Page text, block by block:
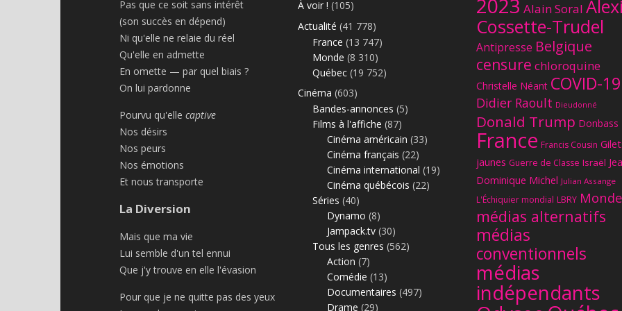
: la
Pas que ce soit sans intérêt
(son succès en dépend)
Ni qu'elle ne relaie du réel
Qu'elle en admette
En omette — par quel biais ?
On lui pardonne
Pourvu qu'elle captive
Nos désirs
Nos peurs
Nos émotions
Et nous transporte
La Diversion
Mais que ma vie
Lui semble d'un tel ennui
Que j'y trouve en elle l'évasion
Pour que je ne quitte pas des yeux
À voir ! (105)
Actualité (41 778)
France (13 747)
Monde (8 310)
Québec (19 752)
Cinéma (603)
Bandes-annonces (5)
Films à l'affiche (87)
Cinéma américain (33)
Cinéma français (22)
Cinéma international (19)
Cinéma québécois (22)
Séries (40)
Dynamo (8)
Jampack.tv (30)
Tous les genres (562)
Action (7)
Comédie (13)
Documentaires (497)
Drame (29)
2023 Alain Soral
Cossette-Trudel
Antipresse Belgique
censure chloroquine
Christelle Néant COVID-19
Didier Raoult Dieudonné
Donald Trump Donbass
France Francis Cousin
jaunes Guerre de Classe Israël
Dominique Michel Julian Assange
L'Échiquier mondial LBRY Monde
médias alternatifs
médias
conventionnels
médias
indépendants